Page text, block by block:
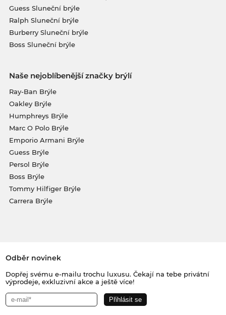
Guess Sluneční brýle
Ralph Sluneční brýle
Burberry Sluneční brýle
Boss Sluneční brýle
Naše nejoblíbenější značky brýlí
Ray-Ban Brýle
Oakley Brýle
Humphreys Brýle
Marc O Polo Brýle
Emporio Armani Brýle
Guess Brýle
Persol Brýle
Boss Brýle
Tommy Hilfiger Brýle
Carrera Brýle
Odběr novinek
Dopřej svému e-mailu trochu luxusu. Čekají na tebe privátní
výprodeje, exkluzivní akce a ještě více!